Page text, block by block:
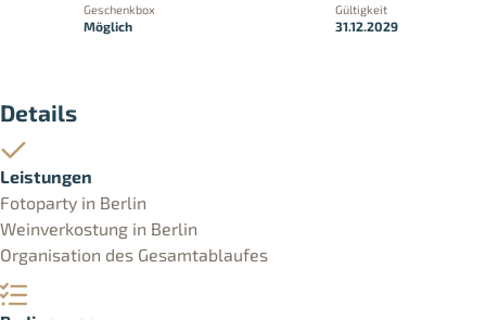
Geschenkbox
Möglich
Gültigkeit
31.12.2029
Details
Leistungen
Fotoparty in Berlin
Weinverkostung in Berlin
Organisation des Gesamtablaufes